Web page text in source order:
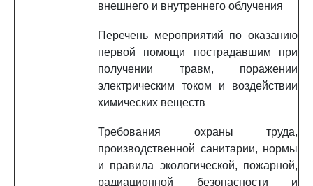
внешнего и внутреннего облучения
Перечень мероприятий по оказанию
первой помощи пострадавшим при
получении травм, поражении
электрическим током и воздействии
химических веществ
Требования охраны труда,
производственной санитарии, нормы
и правила экологической, пожарной,
радиационной безопасности и